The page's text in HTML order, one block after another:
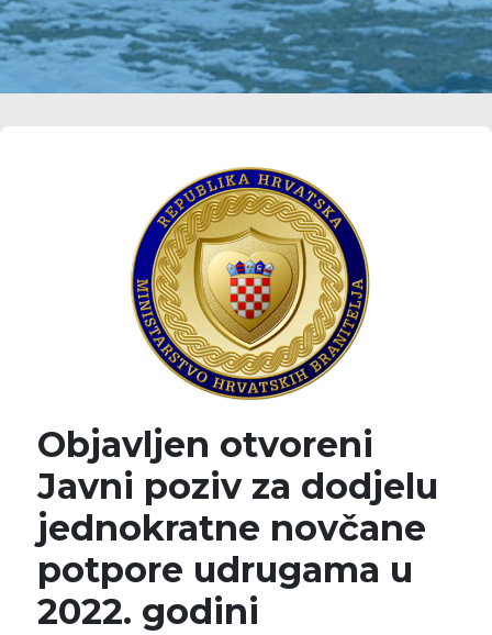
Objavljen otvoreni
Javni poziv za dodjelu
jednokratne novčane
potpore udrugama u
2022. godini